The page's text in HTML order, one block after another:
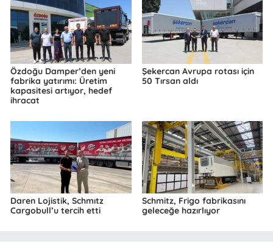
Özdoğu Damper’den yeni
fabrika yatırımı: Üretim
kapasitesi artıyor, hedef
ihracat
Şekercan Avrupa rotası için
50 Tırsan aldı
Daren Lojistik, Schmıtz
Cargobull’u tercih etti
Schmitz, Frigo fabrikasını
geleceğe hazırlıyor